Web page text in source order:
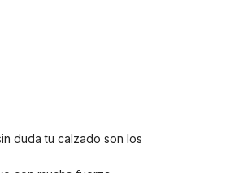
duda tu calzado son los